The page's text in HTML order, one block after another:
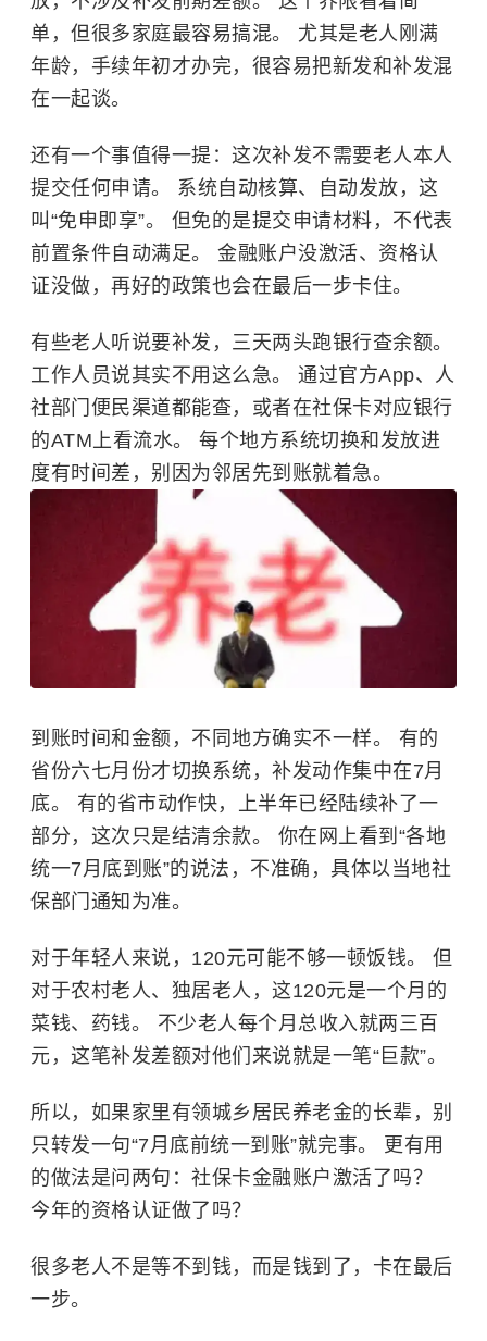
单，但很多家庭最容易搞混。 尤其是老人刚满
年龄，手续年初才办完，很容易把新发和补发混
在一起谈。
还有一个事值得一提：这次补发不需要老人本人
提交任何申请。 系统自动核算、自动发放，这
叫“免申即享”。 但免的是提交申请材料，不代表
前置条件自动满足。 金融账户没激活、资格认
证没做，再好的政策也会在最后一步卡住。
有些老人听说要补发，三天两头跑银行查余额。
工作人员说其实不用这么急。 通过官方App、人
社部门便民渠道都能查，或者在社保卡对应银行
的ATM上看流水。 每个地方系统切换和发放进
度有时间差，别因为邻居先到账就着急。
到账时间和金额，不同地方确实不一样。 有的
省份六七月份才切换系统，补发动作集中在7月
底。 有的省市动作快，上半年已经陆续补了一
部分，这次只是结清余款。 你在网上看到“各地
统一7月底到账”的说法，不准确，具体以当地社
保部门通知为准。
对于年轻人来说，120元可能不够一顿饭钱。 但
对于农村老人、独居老人，这120元是一个月的
菜钱、药钱。 不少老人每个月总收入就两三百
元，这笔补发差额对他们来说就是一笔“巨款”。
所以，如果家里有领城乡居民养老金的长辈，别
只转发一句“7月底前统一到账”就完事。 更有用
的做法是问两句：社保卡金融账户激活了吗？
今年的资格认证做了吗？
很多老人不是等不到钱，而是钱到了，卡在最后
一步。